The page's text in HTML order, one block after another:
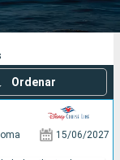
Compañías
Ordenar
15/06/2027